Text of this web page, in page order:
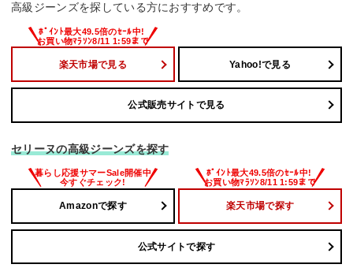
高級ジーンズを探している方におすすめです。
楽天市場で見る Yahoo!で見る
公式販売サイトで見る
セリーヌの高級ジーンズを探す
Amazonで探す 楽天市場で探す
公式サイトで探す